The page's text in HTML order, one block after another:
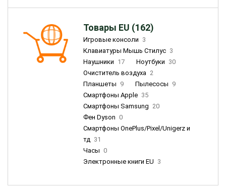
Товары EU (162)
Игровые консоли 3
Клавиатуры Мышь Стилус 3
Наушники 17 Ноутбуки 30
Очиститель воздуха 2
Планшеты 9 Пылесосы 9
Смартфоны Apple 35
Смартфоны Samsung 20
Фен Dyson 0
Смартфоны OnePlus/Pixel/Unigerz и
тд 31
Часы 0
Электронные книги EU 3